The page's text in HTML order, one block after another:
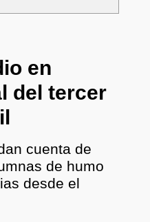
en
del tercer
cuenta de
de humo
desde el